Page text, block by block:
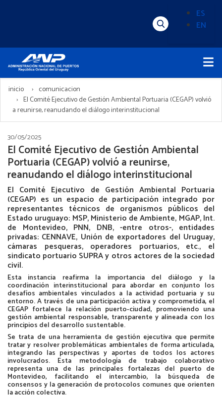
idioma
(Content)
ES
EN
Menú
Principal
inicio
comunicacion
El Comité Ejecutivo de Gestión Ambiental Portuaria (CEGAP) volvió
a reunirse, reanudando el diálogo interinstitucional
30/05/2025
El Comité Ejecutivo de Gestión Ambiental
Portuaria (CEGAP) volvió a reunirse,
reanudando el diálogo interinstitucional
El Comité Ejecutivo de Gestión Ambiental Portuaria
(CEGAP) es un espacio de participación integrado por
representantes técnicos de organismos públicos del
Estado uruguayo: MSP, Ministerio de Ambiente, MGAP, Int.
de Montevideo, PNN, DNB, -entre otros-, entidades
privadas: CENNAVE, Unión de exportadores del Uruguay,
cámaras pesqueras, operadores portuarios, etc., el
sindicato portuario SUPRA y otros actores de la sociedad
civil.
Esta instancia reafirma la importancia del diálogo y la
coordinación interinstitucional para abordar en conjunto los
desafíos ambientales vinculados a la actividad portuaria y su
entorno. A través de una participación activa y comprometida, el
CEGAP fortalece la relación puerto-ciudad, promoviendo una
gestión ambiental responsable, transparente y alineada con los
principios del desarrollo sustentable.
Se trata de una herramienta de gestión ejecutiva que permite
tratar y resolver problemáticas ambientales de forma articulada,
integrando las perspectivas y aportes de todos los actores
involucrados. Esta metodología de trabajo colaborativo
representa una de las principales fortalezas del puerto de
Montevideo, facilitando el intercambio, la búsqueda de
consensos y la generación de protocolos comunes que orienten
la acción colectiva.